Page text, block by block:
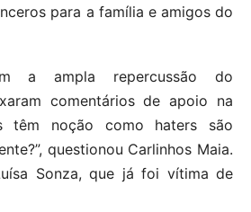
para a família e amigos do
a ampla repercussão do
comentários de apoio na
têm noção como haters são
questionou Carlinhos Maia.
Sonza, que já foi vítima de